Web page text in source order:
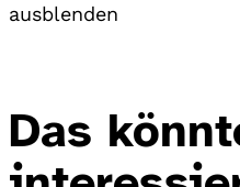
ausblenden
Das